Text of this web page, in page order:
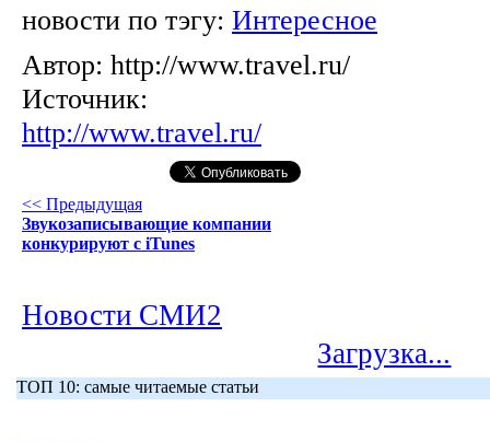
новости по тэгу: Интересное
Автор: http://www.travel.ru/
Источник:
http://www.travel.ru/
<< Предыдущая
Звукозаписывающие компании
конкурируют с iTunes
Новости СМИ2
Загрузка...
ТОП 10: самые читаемые статьи